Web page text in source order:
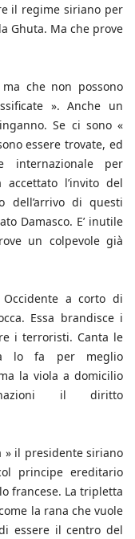
il regime siriano per
Ghuta. Ma che prove
che non possono
». Anche un
Se ci sono «
essere trovate, ed
internazionale per
l’invito del
dell’arrivo di questi
Damasco. E’ inutile
un colpevole già
a corto di
Essa brandisce i
i terroristi. Canta le
lo fa per meglio
la viola a domicilio
il diritto
» il presidente siriano
principe ereditario
francese. La tripletta
la rana che vuole
essere il centro del